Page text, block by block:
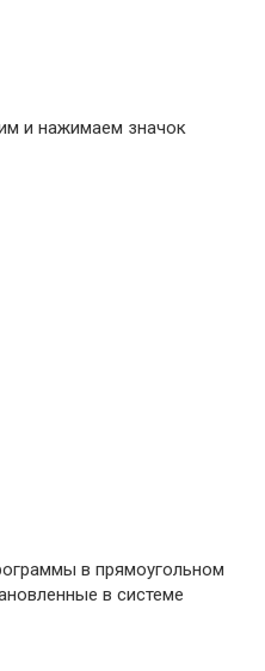
и нажимаем значок
в прямоугольном
в системе